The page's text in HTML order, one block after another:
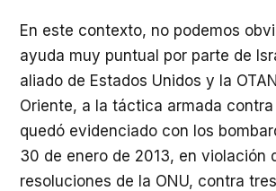
En este contexto, no podemos
ayuda muy puntual por parte de
aliado de Estados Unidos y la
Oriente, a la táctica armada
quedó evidenciado con los
30 de enero de 2013, en violación
resoluciones de la ONU, contra